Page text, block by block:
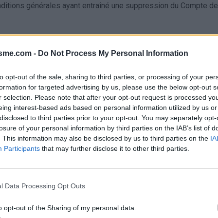
- Do Not Process My Personal Information
opt-out of the sale, sharing to third parties, or processing of your
for targeted advertising by us, please use the below opt-out
selection. Please note that after your opt-out request is processed
interest-based ads based on personal information utilized by us
to third parties prior to your opt-out. You may separately
of your personal information by third parties on the IAB’s list of
This information may also be disclosed by us to third parties on the
Participants that may further disclose it to other third parties.
Data Processing Opt Outs
opt-out of the Sharing of my personal data.
générales ayant entraîné une suppression du Compte
dans les présentes Conditions Générales pourra
de créer un Compte Personnel, l’Utilisateur devra
mot de passe constitue la garantie de la confidentialité des
de le communiquer à un tiers. A défaut, le Propriétaire ou
Utilisateur.
email n’apparaîtront publiquement sur le Site. Les noms
Eddy M).
de fausses informations nominatives et de ne pas créer
pourra compléter sa fiche membre, en ajoutant un